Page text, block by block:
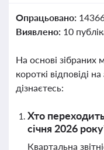
Опрацьовано:
Виявлено: 10
На основі зібраних
короткі відповіді
дізнаєтесь:
Хто переходить
січня 2026
Квартальна